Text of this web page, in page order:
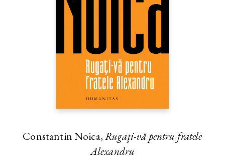
Constantin Noica,Rugaţi-vă pentru fratele
Alexandru